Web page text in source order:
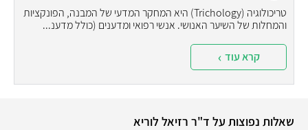
טריכולוגיה (Trichology) היא המחקר המדעי של המבנה, הפונקציות
והמחלות של השיער האנושי. אנשי רפואי ומדענים (כולל מדענ...
קרא עוד
שאלות נפוצות על ד"ר רזיאל לוריא